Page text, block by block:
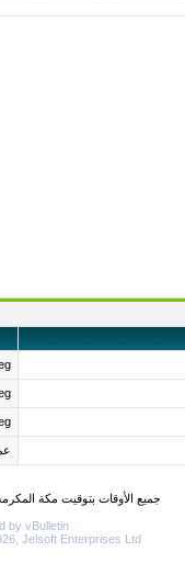
جميع الأوقات بتوقيت مكة
by vBulletin
Jelsoft Enterprises Ltd.